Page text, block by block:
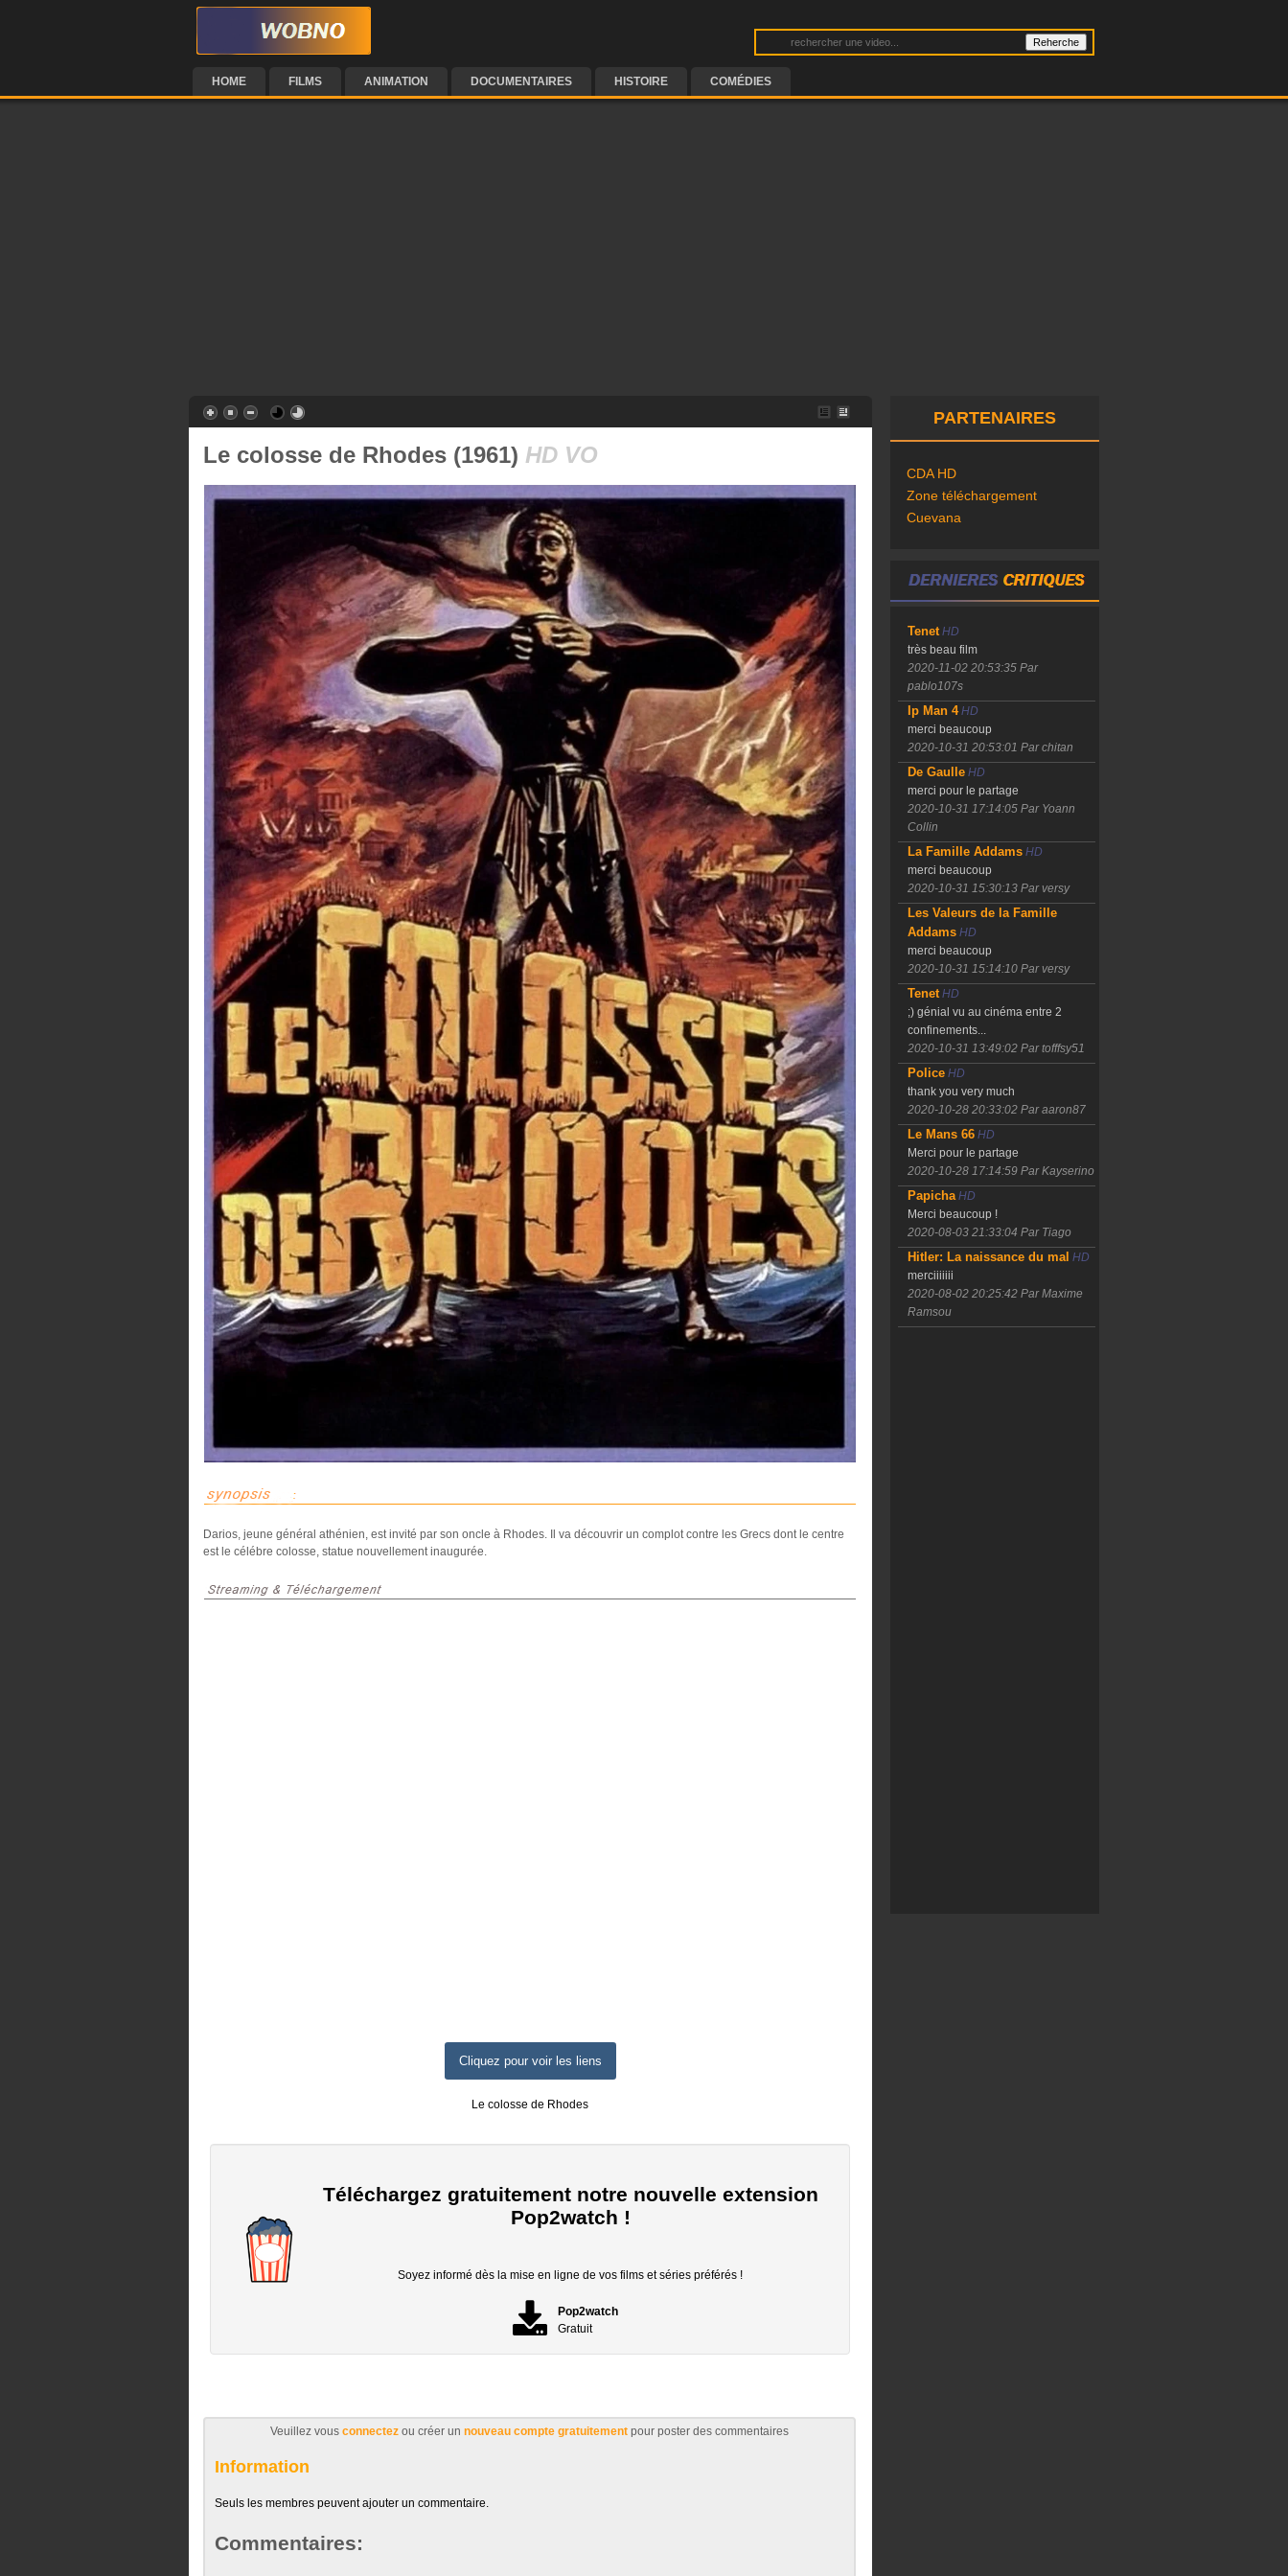
HOME FILMS ANIMATION DOCUMENTAIRES HISTOIRE COMÉDIES
Le colosse de Rhodes (1961) HD VO
Darios, jeune général athénien, est invité par son oncle à Rhodes. Il va découvrir un complot contre les Grecs dont le centre
est le célébre colosse, statue nouvellement inaugurée.
Cliquez pour voir les liens
Le colosse de Rhodes
Téléchargez gratuitement notre nouvelle extension
Pop2watch !
Soyez informé dès la mise en ligne de vos films et séries préférés !
Pop2watch
Gratuit
Veuillez vous connectez ou créer un nouveau compte gratuitement pour poster des commentaires
Information
Seuls les membres peuvent ajouter un commentaire.
Commentaires:
PARTENAIRES
CDA HD
Zone téléchargement
Cuevana
TenetHD
très beau film
2020-11-02 20:53:35 Par
pablo107s
Ip Man 4HD
merci beaucoup
2020-10-31 20:53:01 Par chitan
De GaulleHD
merci pour le partage
2020-10-31 17:14:05 Par Yoann
Collin
La Famille AddamsHD
merci beaucoup
2020-10-31 15:30:13 Par versy
Les Valeurs de la Famille
AddamsHD
merci beaucoup
2020-10-31 15:14:10 Par versy
TenetHD
;) génial vu au cinéma entre 2
confinements...
2020-10-31 13:49:02 Par tofffsy51
PoliceHD
thank you very much
2020-10-28 20:33:02 Par aaron87
Le Mans 66HD
Merci pour le partage
2020-10-28 17:14:59 Par Kayserino
PapichaHD
Merci beaucoup !
2020-08-03 21:33:04 Par Tiago
Hitler: La naissance du mal HD
merciiiiiii
2020-08-02 20:25:42 Par Maxime
Ramsou